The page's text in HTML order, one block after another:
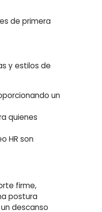
de primera
y estilos de
un
quienes
HR son
firme,
postura
descanso